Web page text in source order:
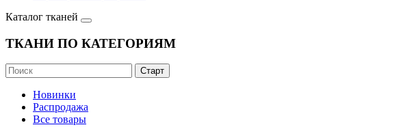
Каталог тканей
ТКАНИ ПО КАТЕГОРИЯМ
Новинки
Распродажа
Все товары